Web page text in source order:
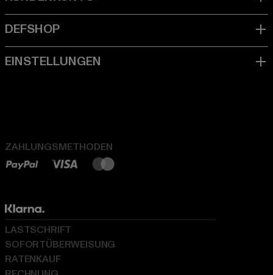
ZAHLUNGSMETHODEN
LASTSCHRIFT
SOFORTÜBERWEISUNG
RATENKAUF